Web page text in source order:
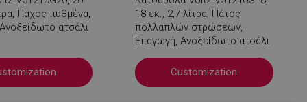
Πάχος πυθμένα,
ατσάλι
18 εκ., 2,7 λίτρα, Πάτος
πολλαπλών στρώσεων,
Επαγωγή, Ανοξείδωτο ατσάλι
Customization